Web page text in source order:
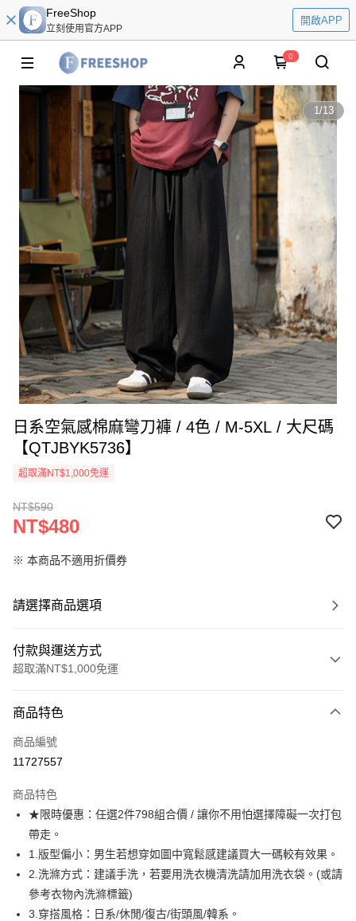
FreeShop
立刻使用官方APP
開啟APP
0
1/13
日系空氣感棉麻彎刀褲 / 4色 / M-5XL / 大尺碼
【QTJBYK5736】
超取滿NT$1,000免運
NT$590
NT$480
※ 本商品不適用折價券
請選擇商品選項
付款與運送方式
超取滿NT$1,000免運
信用卡一次付款
超商取貨付款
Apple Pay
街口支付
悠遊付
ATM付款
商品特色
商品編號
11727557
商品特色
★限時優惠：任選2件798組合價 / 讓你不用怕選擇障礙一次打包
帶走。
1.版型偏小：男生若想穿如圖中寬鬆感建議買大一碼較有效果。
2.洗滌方式：建議手洗，若要用洗衣機清洗請加用洗衣袋。(或請
參考衣物內洗滌標籤)
3.穿搭風格：日系/休閒/復古/街頭風/韓系。